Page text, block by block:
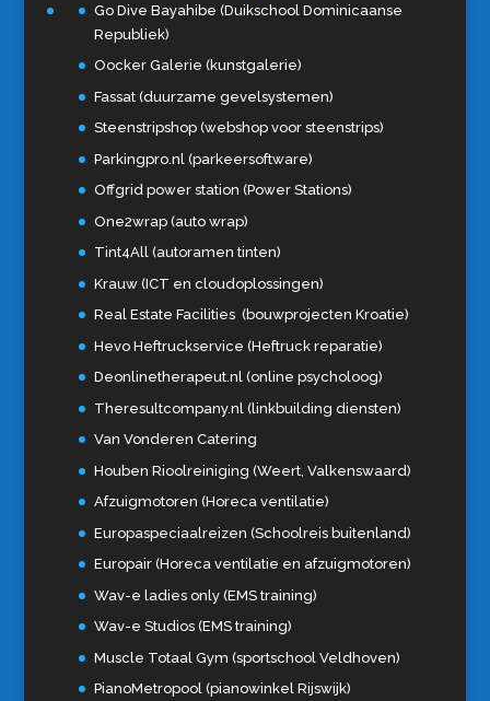
Go Dive Bayahibe (Duikschool Dominicaanse
Republiek)
Oocker Galerie (kunstgalerie)
Fassat (duurzame gevelsystemen)
Steenstripshop (webshop voor steenstrips)
Parkingpro.nl (parkeersoftware)
Offgrid power station (Power Stations)
One2wrap (auto wrap)
Tint4All (autoramen tinten)
Krauw (ICT en cloudoplossingen)
Real Estate Facilities (bouwprojecten Kroatie)
Hevo Heftruckservice (Heftruck reparatie)
Deonlinetherapeut.nl (online psycholoog)
Theresultcompany.nl (linkbuilding diensten)
Van Vonderen Catering
Houben Rioolreiniging (Weert, Valkenswaard)
Afzuigmotoren (Horeca ventilatie)
Europaspeciaalreizen (Schoolreis buitenland)
Europair (Horeca ventilatie en afzuigmotoren)
Wav-e ladies only (EMS training)
Wav-e Studios (EMS training)
Muscle Totaal Gym (sportschool Veldhoven)
PianoMetropool (pianowinkel Rijswijk)